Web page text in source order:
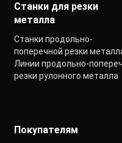
Станки для резки
металла
Станки продольно-
поперечной резки
Линии продольно-
резки рулонного металла
Покупателям